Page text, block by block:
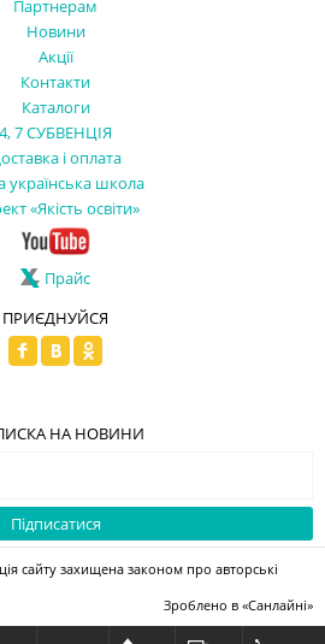
Партнерам
Новини
Акції
Контакти
Каталоги
4, 7 СУБВЕНЦІЯ
і оплата
українська школа
«Якість освіти»
Прайс
ПРИЄДНУЙСЯ
НА НОВИНИ
Підписатися
сайту захищена законом про авторські
Зроблено в «Санлайні»